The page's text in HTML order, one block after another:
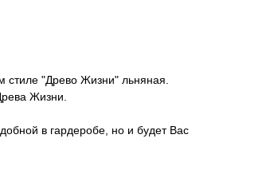
стиле "Древо Жизни" льняная.
Жизни.
в гардеробе, но и будет Вас